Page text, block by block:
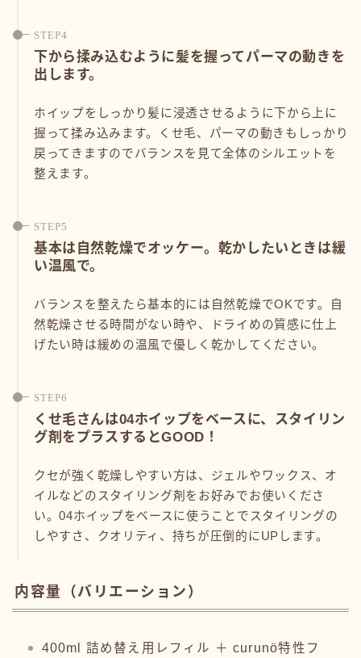
下から揉み込むように髪を握ってパーマの動きを
出します。
ホイップをしっかり髪に浸透させるように下から上に
握って揉み込みます。くせ毛、パーマの動きもしっかり
戻ってきますのでバランスを見て全体のシルエットを
整えます。
基本は自然乾燥でオッケー。乾かしたいときは緩
い温風で。
バランスを整えたら基本的には自然乾燥でOKです。自
然乾燥させる時間がない時や、ドライめの質感に仕上
げたい時は緩めの温風で優しく乾かしてください。
くせ毛さんは04ホイップをベースに、スタイリン
グ剤をプラスするとGOOD！
クセが強く乾燥しやすい方は、ジェルやワックス、オ
イルなどのスタイリング剤をお好みでお使いくださ
い。04ホイップをベースに使うことでスタイリングの
しやすさ、クオリティ、持ちが圧倒的にUPします。
内容量（バリエーション）
400ml 詰め替え用レフィル ＋ curunö特性フ